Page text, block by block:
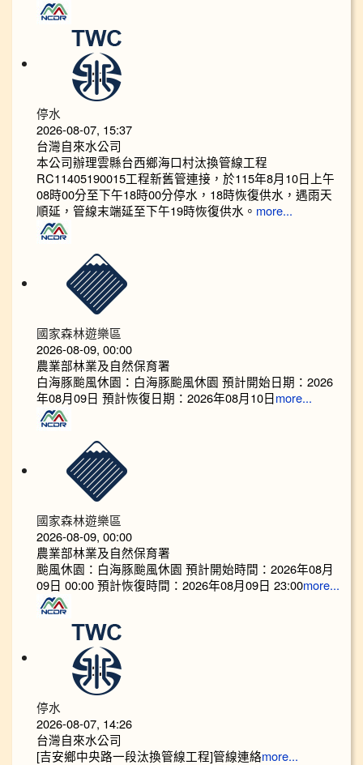
停水
2026-08-07, 15:37
台灣自來水公司
本公司辦理雲縣台西鄉海口村汰換管線工程
RC11405190015工程新舊管連接，於115年8月10日上午
08時00分至下午18時00分停水，18時恢復供水，遇雨天
順延，管線末端延至下午19時恢復供水。 more...
國家森林遊樂區
2026-08-09, 00:00
農業部林業及自然保育署
白海豚颱風休園：白海豚颱風休園 預計開始日期：2026
年08月09日 預計恢復日期：2026年08月10日 more...
國家森林遊樂區
2026-08-09, 00:00
農業部林業及自然保育署
颱風休園：白海豚颱風休園 預計開始時間：2026年08月
09日 00:00 預計恢復時間：2026年08月09日 23:00more...
停水
2026-08-07, 14:26
台灣自來水公司
[吉安鄉中央路一段汰換管線工程]管線連絡more...